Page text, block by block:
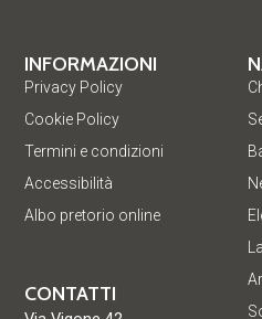
INFORMAZIONI
Privacy Policy
Cookie Policy
Termini e condizioni
Accessibilità
Albo pretorio online
CONTATTI